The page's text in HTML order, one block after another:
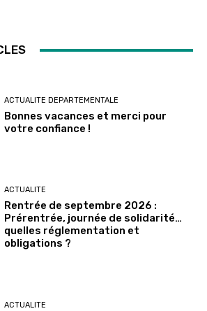
ACTUALITE DEPARTEMENTALE
Bonnes vacances et merci pour
votre confiance !
ACTUALITE
Rentrée de septembre 2026 :
Prérentrée, journée de solidarité…
quelles réglementation et
obligations ?
ACTUALITE